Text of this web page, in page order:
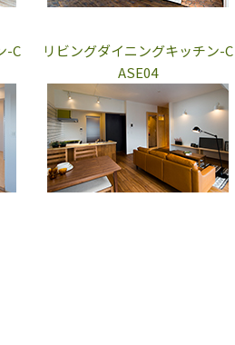
-C
リビングダイニングキッチン-C
ASE04